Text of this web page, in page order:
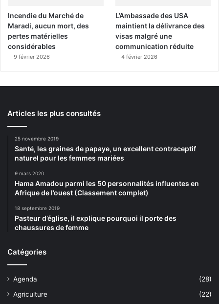
Incendie du Marché de
Maradi, aucun mort, des
pertes matérielles
considérables
9 février 2026
L’Ambassade des USA
maintient la délivrance des
visas malgré une
communication réduite
4 février 2026
Articles les plus consultés
25 novembre 2019
Santé, les graines de papaye, un excellent contraceptif
naturel pour les femmes mariées
9 mars 2020
Hama Amadou parmi les 50 personnalités influentes en
Afrique de l’ouest (Classement complet)
18 septembre 2019
Pasteur d’église, il explique pourquoi il porte des
chaussures de femme
Catégories
Agenda
(28)
Agriculture
(22)